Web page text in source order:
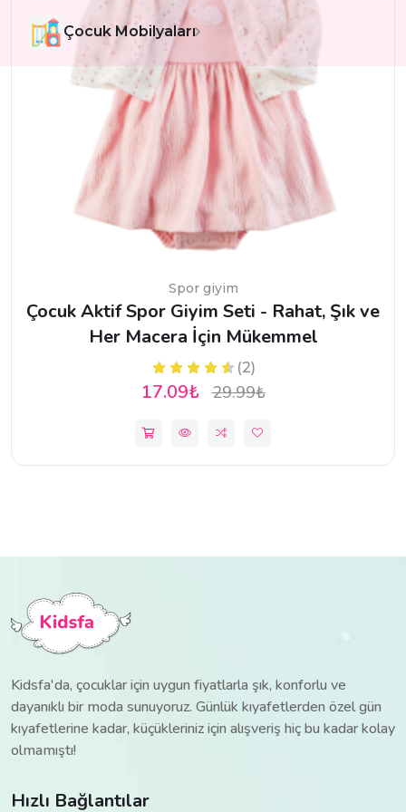
Çocuk Mobilyaları
Spor giyim
Çocuk Aktif Spor Giyim Seti - Rahat, Şık ve
Her Macera İçin Mükemmel
(2)
17.09₺ 29.99₺
Kidsfa'da, çocuklar için uygun fiyatlarla şık, konforlu ve
dayanıklı bir moda sunuyoruz. Günlük kıyafetlerden özel gün
kıyafetlerine kadar, küçükleriniz için alışveriş hiç bu kadar kolay
olmamıştı!
Hızlı Bağlantılar